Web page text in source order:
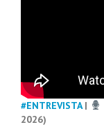
#ENTREVISTA|
2026)